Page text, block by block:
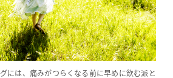
には、痛みがつらくなる前に早めに飲む派と